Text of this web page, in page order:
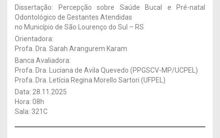
Dissertação: Percepção sobre Saúde Bucal e Pré-natal
Odontológico de Gestantes Atendidas
no Município de São Lourenço do Sul – RS
Orientadora:
Profa. Dra. Sarah Arangurem Karam
Banca Avaliadora:
Profa. Dra. Luciana de Avila Quevedo (PPGSCV-MP/UCPEL)
Profa. Dra. Letícia Regina Morello Sartori (UFPEL)
Data: 28.11.2025
Hora: 08h
Sala: 321C